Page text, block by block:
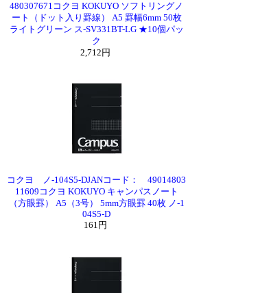
480307671コクヨ KOKUYO ソフトリングノ
ート（ドット入り罫線） A5 罫幅6mm 50枚
ライトグリーン ス-SV331BT-LG ★10個パッ
ク
2,712円
コクヨ ノ-104S5-DJANコード： 49014803
11609コクヨ KOKUYO キャンパスノート
（方眼罫） A5（3号） 5mm方眼罫 40枚 ノ-1
04S5-D
161円